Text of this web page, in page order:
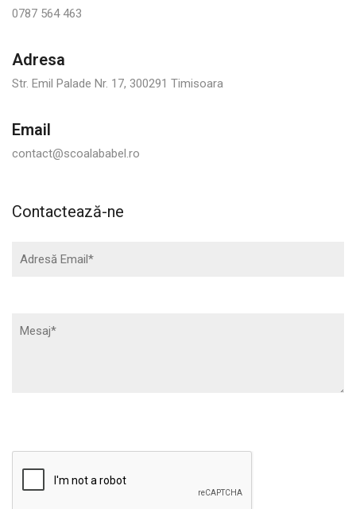
0787 564 463
Adresa
Str. Emil Palade Nr. 17, 300291 Timisoara
Email
contact@scoalababel.ro
Contactează-ne